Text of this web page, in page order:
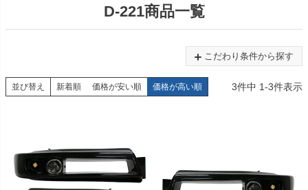
D-221商品一覧
こだわり条件から探す
並び替え 新着順 価格が安い順 価格が高い順 3件中 1-3件表示